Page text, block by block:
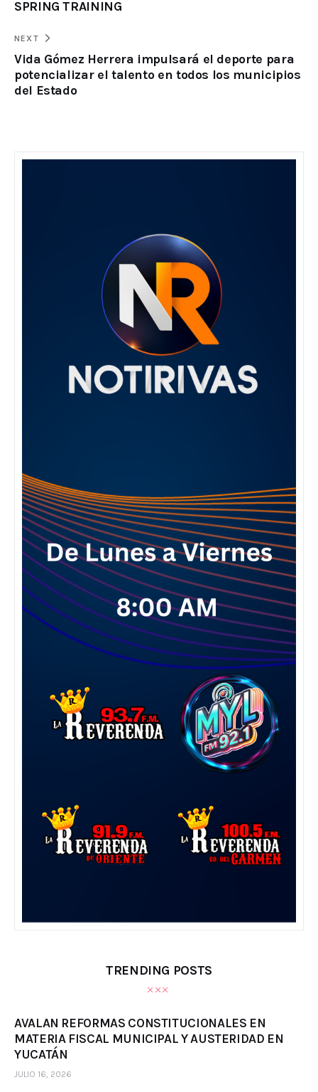
SPRING TRAINING
NEXT
Vida Gómez Herrera impulsará el deporte para
potencializar el talento en todos los municipios
del Estado
TRENDING POSTS
AVALAN REFORMAS CONSTITUCIONALES EN
MATERIA FISCAL MUNICIPAL Y AUSTERIDAD EN
YUCATÁN
JULIO 16, 2026